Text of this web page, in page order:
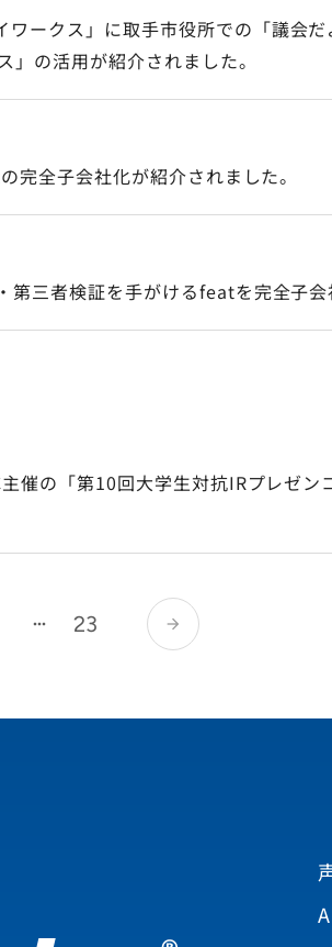
ークス」に取手市役所での「議会だ
の活用が紹介されました。
全子会社化が紹介されました。
第三者検証を手がけるfeatを完全子会
催の「第10回大学生対抗IRプレゼン
23 arrow_forward